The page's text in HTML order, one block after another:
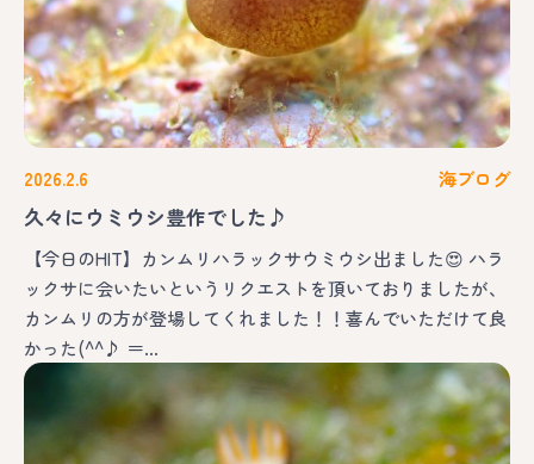
2026.2.6 海ブログ
久々にウミウシ豊作でした♪
【今日のHIT】カンムリハラックサウミウシ出ました😍 ハラ
ックサに会いたいというリクエストを頂いておりましたが、
カンムリの方が登場してくれました！！喜んでいただけて良
かった(^^♪ ＝…